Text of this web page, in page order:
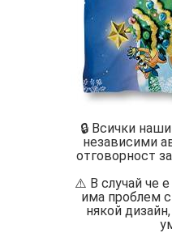
🔒 Всички
независими
отговорност
⚠️ В случай че
има проблем
някой